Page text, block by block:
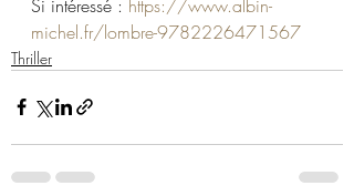
Si intéressé : https://www.albin-
michel.fr/lombre-9782226471567
Thriller